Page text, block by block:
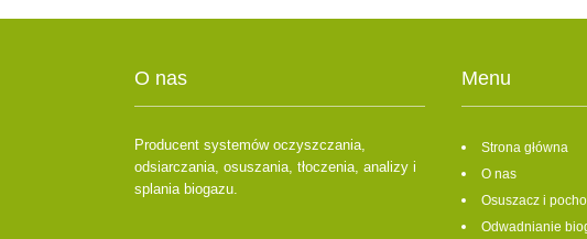
O nas
Producent systemów oczyszczania,
odsiarczania, osuszania, tłoczenia, analizy i
splania biogazu.
Menu
Strona główna
O nas
Osuszacz i
Odwadnianie